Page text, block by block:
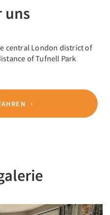
uns
central London district of
of Tufnell Park